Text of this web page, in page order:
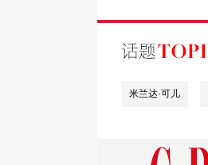
米兰达·可儿